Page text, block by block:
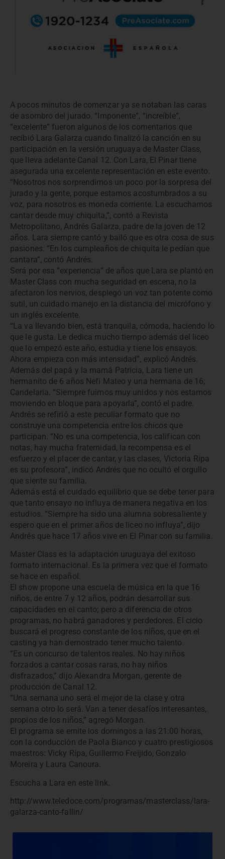
A pocos minutos de comenzar ya se notaban las caras
de asombro del jurado. “Imponente”, “increíble”,
“excelente” fueron algunos de los comentarios que
recibió Lara Galarza cuando finalizó la canción en su
participación en la versión uruguaya de Master Class,
que lleva adelante Canal 12. Con Lara, El Pinar tiene
asegurada una excelente representación en este evento.
“Nosotros nos sorprendimos un poco por la sorpresa del
jurado y la gente, porque estamos acostumbrados a su
voz, para nosotros es moneda corriente. La escuchamos
cantar desde muy chiquita,”, contó a Revista
Metropolitano, Andrés Galarza, padre de la joven de 12
años. Lara siempre cantó y bailó que es otra cosa de sus
pasiones. “En los cumpleaños de chiquita le pedían que
cantara”, contó Andrés.
Será por esa “experiencia“ de años que Lara se plantó en
Master Class con mucha seguridad en escena, no la
afectaron los nervios, desplegó un voz tan potente como
sutil, un cuidado manejo en la distancia del micrófono y
un inglés excelente.
“La va llevando bien, está tranquila, cómoda, haciendo lo
que le gusta. Le dedica mucho tiempo además del liceo
que lo empezó este año, estudia y tiene los ensayos.
Ahora empieza con más intensidad”, explicó Andrés.
Además del papá y la mamá Patricia, Lara tiene un
hermanito de 6 años Nefi Mateo y una hermana de 16;
Candelaria. “Siempre fuimos muy unidos y nos estamos
moviendo en bloque para apoyarla”, contó el padre.
Andrés se refirió a este peculiar formato que no
construye una competencia entre los chicos que
participan. “No es una competencia, los califican con
notas, hay mucha fraternidad, la recompensa es el
esfuerzo y el placer de cantar, y las clases, Victoria Ripa
es su profesora”, indicó Andrés que no ocultó el orgullo
que siente su familia.
Además está el cuidado equilibrio que se debe tener para
que tanto ensayo no influya de manera negativa en los
estudios. “Siempre ha sido una alumna sobresaliente y
espero que en el primer años de liceo no influya”, dijo
Andrés que hace 17 años vive en El Pinar con su familia.
Master Class es la adaptación uruguaya del exitoso
formato internacional. Es la primera vez que el formato
se hace en español.
El show propone una escuela de música en la que 16
niños, de entre 7 y 12 años, podrán desarrollar sus
capacidades en el canto; pero a diferencia de otros
programas, no habrá ganadores y perdedores. El ciclo
buscará el progreso constante de los niños, que en el
casting ya han demostrado tener mucho talento.
“Es un concurso de talentos reales. No hay niños
forzados a cantar cosas raras, no hay niños
disfrazados,” dijo Alexandra Morgan, gerente de
producción de Canal 12.
“Una semana uno será el mejor de la clase y otra
semana otro lo será. Van a tener desafíos interesantes,
propios de los niños,” agregó Morgan.
El programa se emite los domingos a las 21:00 horas,
con la conducción de Paola Bianco y cuatro prestigiosos
maestros: Vicky Ripa, Guillermo Freijido, Gonzalo
Moreira y Laura Canoura.
Escucha a Lara en este link.
http://www.teledoce.com/programas/masterclass/lara-
galarza-canto-fallin/